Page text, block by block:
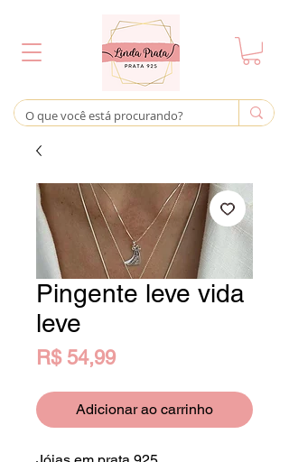
Pingente leve vida
leve
R$ 54,99Preço
Adicionar ao carrinho